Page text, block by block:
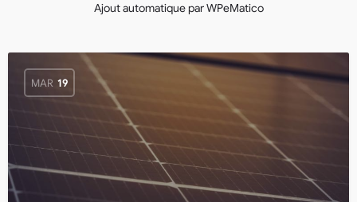
Ajout automatique par WPeMatico
MAR 19